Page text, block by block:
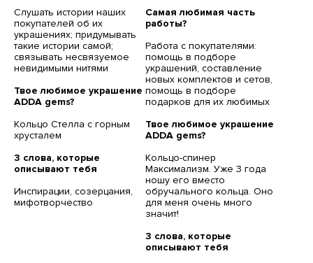
Слушать истории наших
покупателей об их
украшениях; придумывать
такие истории самой;
связывать несвязуемое
невидимыми нитями
Твое любимое украшение
ADDA gems?
⁠⁠Кольцо Стелла с горным
хрусталем
3 слова, которые
описывают тебя
Инспирации, созерцания,
мифотворчество
Самая любимая часть
работы?
Работа с покупателями:
помощь в подборе
украшений, составление
новых комплектов и сетов,
помощь в подборе
подарков для их любимых
Твое любимое украшение
ADDA gems?
⁠⁠Кольцо-спинер
Максимализм. Уже 3 года
ношу его вместо
обручального кольца. Оно
для меня очень много
значит!
3 слова, которые
описывают тебя